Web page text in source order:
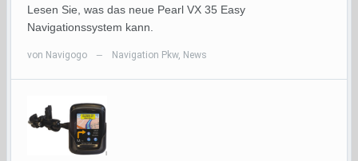
Lesen Sie, was das neue Pearl VX 35 Easy
Navigationssystem kann.
von Navigogo — Navigation Pkw, News